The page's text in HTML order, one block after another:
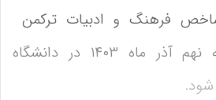
فرهنگ و ادبیات ترکمن
ساعت ۱۵ روز جمعه نهم آذر ماه ۱۴۰۳ در دانشگاه
شود.